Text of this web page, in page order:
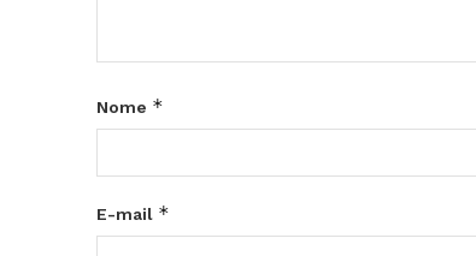
Nome *
E-mail *